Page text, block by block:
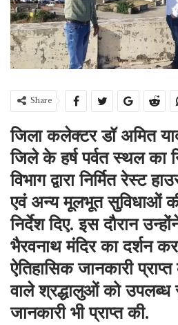
Share
जिला कलेक्टर डॉ अमित
जिले के हर्ष पर्वत स्थल का
विभाग द्वारा निर्मित रेस्ट
एवं अन्य मूलभूत सुविधाओं
निर्देश दिए.इस दौरान
भैरवनाथ मंदिर का दर्शन
ऐतिहासिक जानकारी
वाले श्रद्धालुओं को उपलब्ध
जानकारी भी प्राप्त की.